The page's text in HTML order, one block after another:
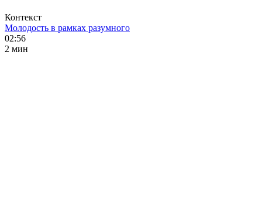
Контекст
Молодость в рамках разумного
02:56
2 мин